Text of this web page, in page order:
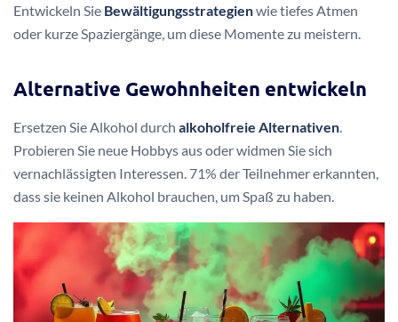
Entwickeln Sie Bewältigungsstrategienwie tiefes Atmen
oder kurze Spaziergänge, um diese Momente zu meistern.
Alternative Gewohnheiten entwickeln
Ersetzen Sie Alkohol durch alkoholfreie Alternativen.
Probieren Sie neue Hobbys aus oder widmen Sie sich
vernachlässigten Interessen. 71% der Teilnehmer erkannten,
dass sie keinen Alkohol brauchen, um Spaß zu haben.